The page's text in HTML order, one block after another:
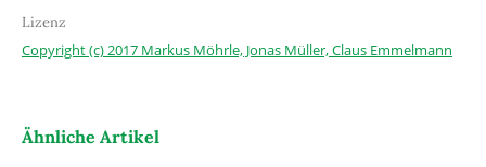
Lizenz
Copyright (c) 2017 Markus Möhrle, Jonas Müller, Claus Emmelmann
Ähnliche Artikel